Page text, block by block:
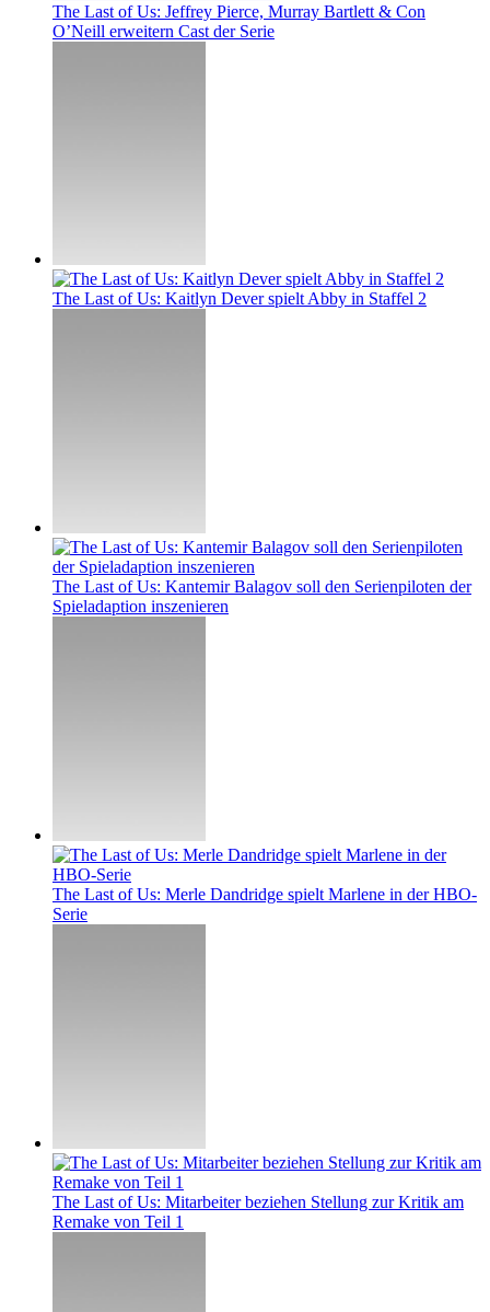
The Last of Us: Jeffrey Pierce, Murray Bartlett & Con
O’Neill erweitern Cast der Serie
The Last of Us: Kaitlyn Dever spielt Abby in Staffel 2
The Last of Us: Kantemir Balagov soll den Serienpiloten der
Spieladaption inszenieren
The Last of Us: Merle Dandridge spielt Marlene in der HBO-
Serie
The Last of Us: Mitarbeiter beziehen Stellung zur Kritik am
Remake von Teil 1